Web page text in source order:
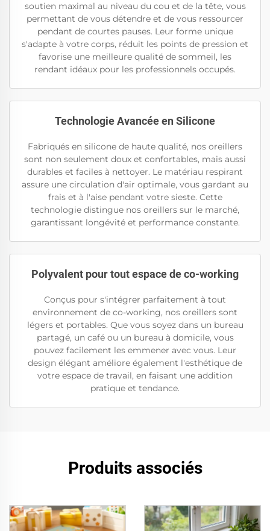
soutien maximal au niveau du cou et de la tête, vous
permettant de vous détendre et de vous ressourcer
pendant de courtes pauses. Leur forme unique
s'adapte à votre corps, réduit les points de pression et
favorise une meilleure qualité de sommeil, les
rendant idéaux pour les professionnels occupés.
Technologie Avancée en Silicone
Fabriqués en silicone de haute qualité, nos oreillers
sont non seulement doux et confortables, mais aussi
durables et faciles à nettoyer. Le matériau respirant
assure une circulation d'air optimale, vous gardant au
frais et à l'aise pendant votre sieste. Cette
technologie distingue nos oreillers sur le marché,
garantissant longévité et performance constante.
Polyvalent pour tout espace de co-working
Conçus pour s'intégrer parfaitement à tout
environnement de co-working, nos oreillers sont
légers et portables. Que vous soyez dans un bureau
partagé, un café ou un bureau à domicile, vous
pouvez facilement les emmener avec vous. Leur
design élégant améliore également l'esthétique de
votre espace de travail, en faisant une addition
pratique et tendance.
Produits associés